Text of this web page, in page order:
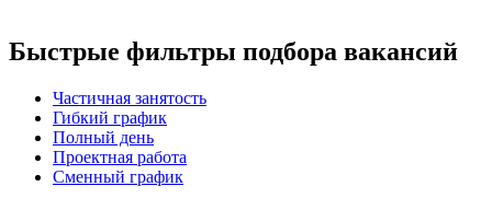
Быстрые фильтры подбора вакансий
Частичная занятость
Гибкий график
Полный день
Проектная работа
Сменный график